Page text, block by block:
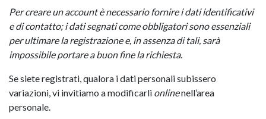
Per creare un account è necessario fornire i dati identificativi
e di contatto; i dati segnati come obbligatori sono essenziali
per ultimare la registrazione e, in assenza di tali, sarà
impossibile portare a buon fine la richiesta.
Se siete registrati, qualora i dati personali subissero
variazioni, vi invitiamo a modificarli onlinenell’area
personale.